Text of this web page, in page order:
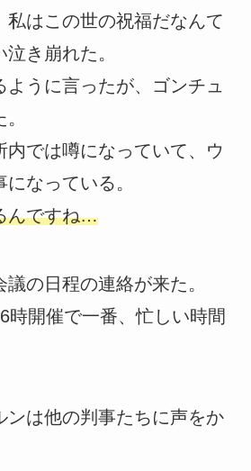
私はこの世の祝福だなんて
き崩れた。
ように言ったが、ゴンチュ
内では噂になっていて、ウ
なっている。
んですね…
の日程の連絡が来た。
時開催で一番、忙しい時間
ンは他の判事たちに声をか